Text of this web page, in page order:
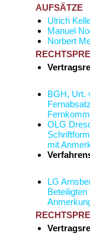
AUFSÄTZE
Ulrich
Manuel
Norbert
BGH, Urt.
OLG
mit
LG